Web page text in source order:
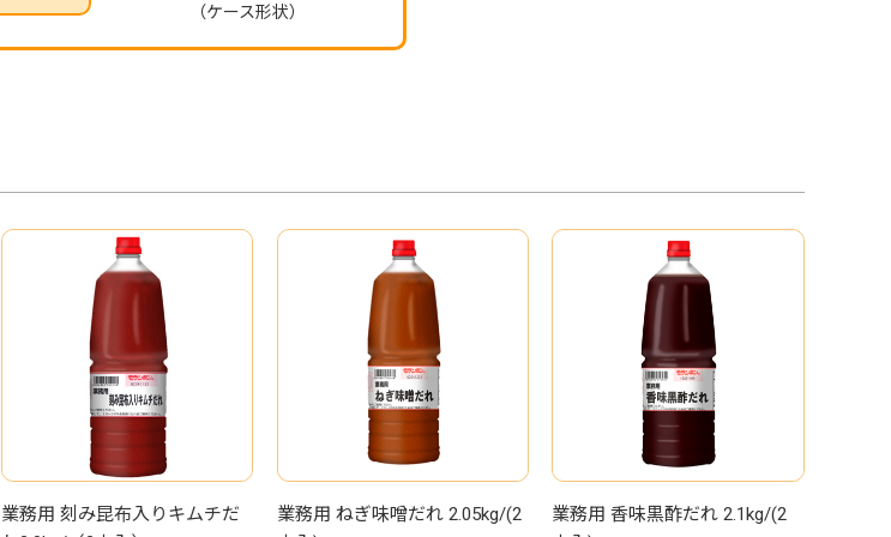
（ケース形状）
業務用 刻み昆布入りキムチだ
業務用 ねぎ味噌だれ 2.05kg/(2
業務用 香味黒酢だれ 2.1kg/(2